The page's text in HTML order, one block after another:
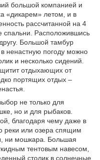
большой компанией и
«дикарем» летом, и в
рассчитанной на 4
спальни. Расположившись
Большой тамбур
ненастную погоду можно
и несколько сидений.
отдыхающих от
портящих отдых –
не только для
но и для рыбаков.
благодаря чему даже в
реки или озера спящим
ни мошкара. Большая
тентовым навесом,
столик в солнечные